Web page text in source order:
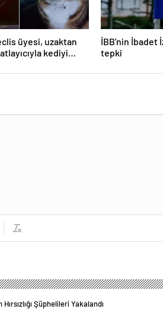
üyesi, uzaktan
kediyi
İBB'nin İbadet
tepki
Şüphelileri Yakalandı